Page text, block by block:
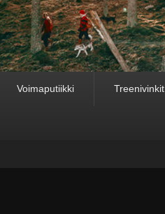
Voimaputiikki Treenivinkit